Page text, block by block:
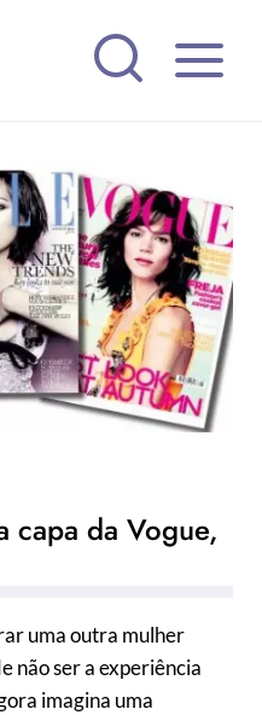
capa da Vogue,
uma outra mulher
não ser a experiência
imagina uma